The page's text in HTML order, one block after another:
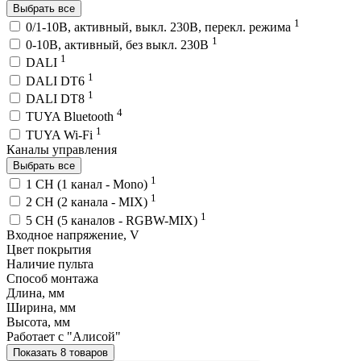
Выбрать все
0/1-10В, активный, выкл. 230В, перекл. режима 1
0-10В, активный, без выкл. 230В 1
DALI 1
DALI DT6 1
DALI DT8 1
TUYA Bluetooth 4
TUYA Wi-Fi 1
Каналы управления
Выбрать все
1 CH (1 канал - Mono) 1
2 CH (2 канала - MIX) 1
5 CH (5 каналов - RGBW-MIX) 1
Входное напряжение, V
Цвет покрытия
Наличие пульта
Способ монтажа
Длина, мм
Ширина, мм
Высота, мм
Работает с "Алисой"
Показать 8 товаров